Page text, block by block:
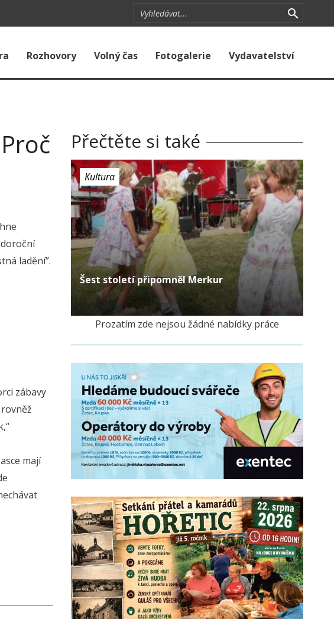
Rozhovory Volný čas Fotogalerie Vydavatelství
ladění”.
zábavy
mají
Přečtěte si také
Kultura
Šest století připomněl Merkur
před 14 lety
Prozatím zde nejsou žádné nabídky práce